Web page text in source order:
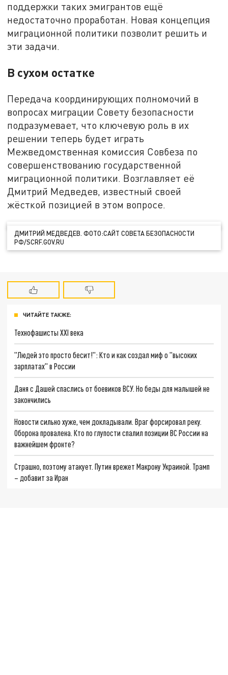
поддержки таких эмигрантов ещё
недостаточно проработан. Новая концепция
миграционной политики позволит решить и
эти задачи.
В сухом остатке
Передача координирующих полномочий в
вопросах миграции Совету безопасности
подразумевает, что ключевую роль в их
решении теперь будет играть
Межведомственная комиссия Совбеза по
совершенствованию государственной
миграционной политики. Возглавляет её
Дмитрий Медведев, известный своей
жёсткой позицией в этом вопросе.
ДМИТРИЙ МЕДВЕДЕВ. ФОТО:САЙТ СОВЕТА БЕЗОПАСНОСТИ
РФ/SCRF.GOV.RU
ЧИТАЙТЕ ТАКЖЕ:
Технофашисты XXI века
"Людей это просто бесит!": Кто и как создал миф о "высоких
зарплатах" в России
Даня с Дашей спаслись от боевиков ВСУ. Но беды для малышей не
закончились
Новости сильно хуже, чем докладывали. Враг форсировал реку.
Оборона провалена. Кто по глупости спалил позиции ВС России на
важнейшем фронте?
Страшно, поэтому атакует. Путин врежет Макрону Украиной. Трамп
– добавит за Иран